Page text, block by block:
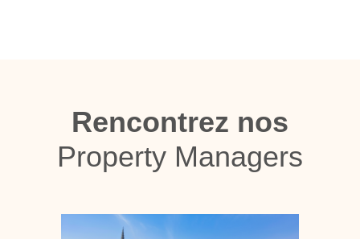
Rencontrez nos
Property Managers